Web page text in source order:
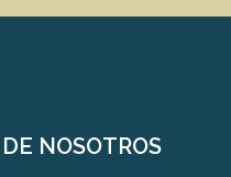
NOSOTROS